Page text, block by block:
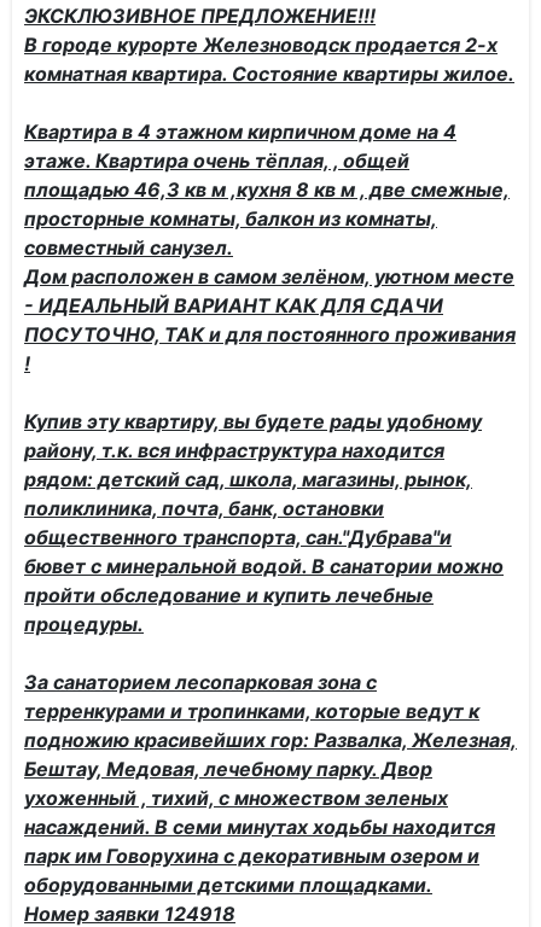
ЭКСКЛЮЗИВНОЕ ПРЕДЛОЖЕНИЕ!!!
В городе курорте Железноводск продается 2-х
комнатная квартира. Состояние квартиры жилое.
Квартира в 4 этажном кирпичном доме на 4
этаже. Квартира очень тёплая, , общей
площадью 46,3 кв м ,кухня 8 кв м , две смежные,
просторные комнаты, балкон из комнаты,
совместный санузел.
Дом расположен в самом зелёном, уютном месте
- ИДЕАЛЬНЫЙ ВАРИАНТ КАК ДЛЯ СДАЧИ
ПОСУТОЧНО, ТАК и для постоянного проживания
!
Купив эту квартиру, вы будете рады удобному
району, т.к. вся инфраструктура находится
рядом: детский сад, школа, магазины, рынок,
поликлиника, почта, банк, остановки
общественного транспорта, сан."Дубрава"и
бювет с минеральной водой. В санатории можно
пройти обследование и купить лечебные
процедуры.
За санаторием лесопарковая зона с
терренкурами и тропинками, которые ведут к
подножию красивейших гор: Развалка, Железная,
Бештау, Медовая, лечебному парку. Двор
ухоженный , тихий, с множеством зеленых
насаждений. В семи минутах ходьбы находится
парк им Говорухина с декоративным озером и
оборудованными детскими площадками.
Номер заявки 124918